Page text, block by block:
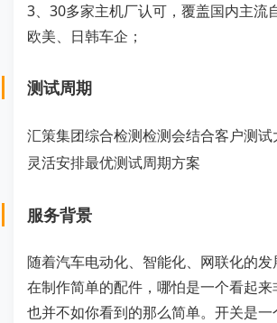
3、30多家主机厂认可，覆盖国内主流
欧美、日韩车企；
测试周期
汇策集团综合检测检测会结合客户测
灵活安排最优测试周期方案
服务背景
随着汽车电动化、智能化、网联化的
在制作简单的配件，哪怕是一个看起
也并不如你看到的那么简单。开关是